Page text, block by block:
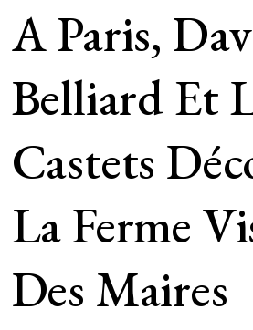
A Paris,
Belliard Et
Castets
La Ferme
Des Maires